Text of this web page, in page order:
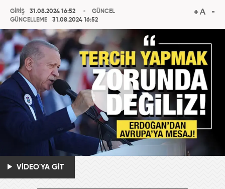
GİRİŞ
31.08.2024 16:52
GÜNCELLEME
31.08.2024 16:52
GÜNCEL
VİDEO'YA GİT